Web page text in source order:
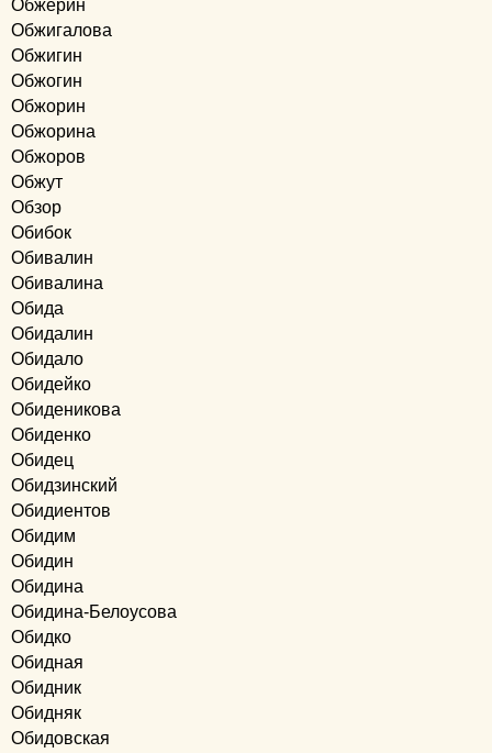
Обжерин
Обжигалова
Обжигин
Обжогин
Обжорин
Обжорина
Обжоров
Обжут
Обзор
Обибок
Обивалин
Обивалина
Обида
Обидалин
Обидало
Обидейко
Обиденикова
Обиденко
Обидец
Обидзинский
Обидиентов
Обидим
Обидин
Обидина
Обидина-Белоусова
Обидко
Обидная
Обидник
Обидняк
Обидовская